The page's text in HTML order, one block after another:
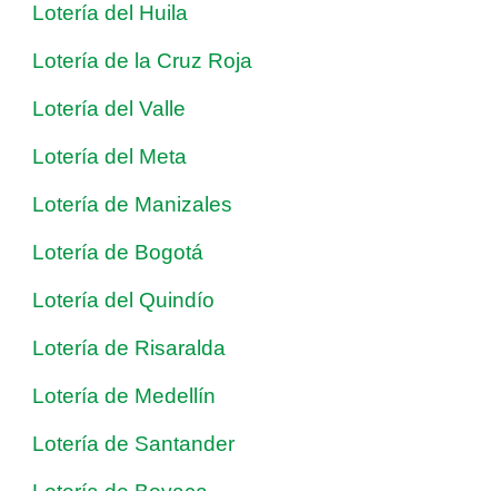
Lotería del Huila
Lotería de la Cruz Roja
Lotería del Valle
Lotería del Meta
Lotería de Manizales
Lotería de Bogotá
Lotería del Quindío
Lotería de Risaralda
Lotería de Medellín
Lotería de Santander